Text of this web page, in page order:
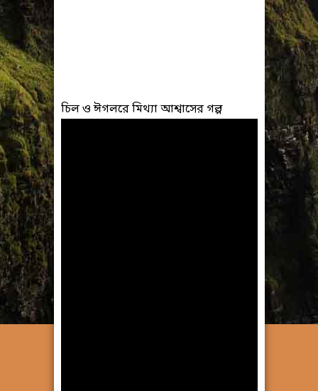
চিল ও ঈগলরে মিথ্যা আশ্বাসের গল্প